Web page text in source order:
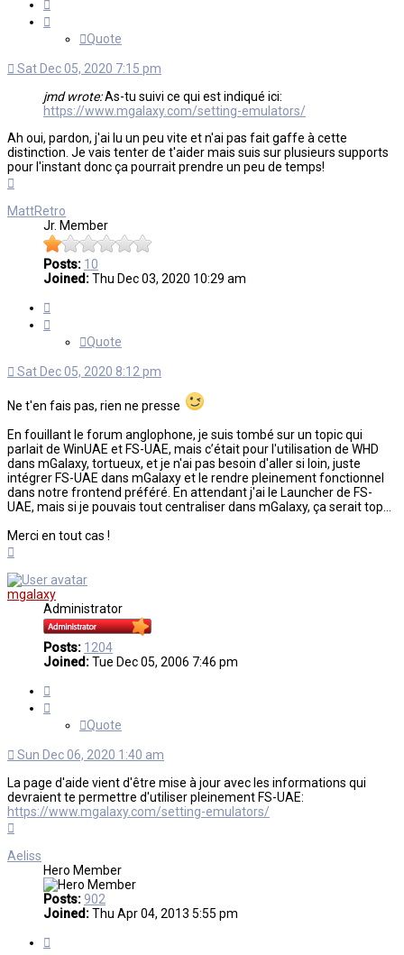
Quote
Sat Dec 05, 2020 7:15 pm
jmd wrote:As-tu suivi ce qui est indiqué ici:
https://www.mgalaxy.com/setting-emulators/
Ah oui, pardon, j'ai lu un peu vite et n'ai pas fait gaffe à cette
distinction. Je vais tenter de t'aider mais suis sur plusieurs supports
pour l'instant donc ça pourrait prendre un peu de temps!
MattRetro
Jr. Member
Posts: 10
Joined:Thu Dec 03, 2020 10:29 am
Quote
Sat Dec 05, 2020 8:12 pm
Ne t'en fais pas, rien ne presse
En fouillant le forum anglophone, je suis tombé sur un topic qui
parlait de WinUAE et FS-UAE, mais c’était pour l'utilisation de WHD
dans mGalaxy, tortueux, et je n'ai pas besoin d'aller si loin, juste
intégrer FS-UAE dans mGalaxy et le rendre pleinement fonctionnel
dans notre frontend préféré. En attendant j'ai le Launcher de FS-
UAE, mais si je pouvais tout centraliser dans mGalaxy, ça serait top...
Merci en tout cas !
mgalaxy
Administrator
Posts: 1204
Joined:Tue Dec 05, 2006 7:46 pm
Quote
Sun Dec 06, 2020 1:40 am
La page d'aide vient d'être mise à jour avec les informations qui
devraient te permettre d'utiliser pleinement FS-UAE:
https://www.mgalaxy.com/setting-emulators/
Aeliss
Hero Member
Posts: 902
Joined:Thu Apr 04, 2013 5:55 pm